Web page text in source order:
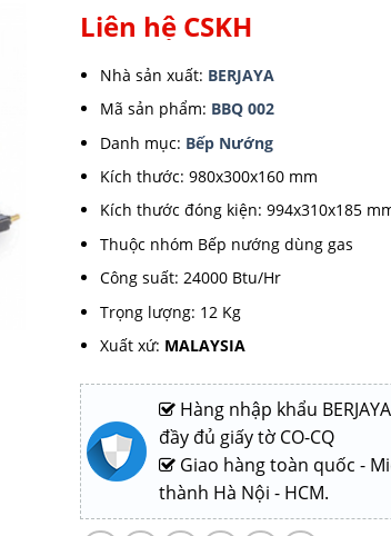
Liên hệ CSKH
Nhà sản xuất: BERJAYA
Mã sản phẩm: BBQ 002
Danh mục: Bếp Nướng
Kích thước: 980x300x160 mm
Kích thước đóng kiện: 994x310x185
Thuộc nhóm Bếp nướng dùng gas
Công suất: 24000 Btu/Hr
Trọng lượng: 12 Kg
Xuất xứ: MALAYSIA
Hàng nhập khẩu
đầy đủ giấy tờ CO-CQ
Giao hàng toàn quốc -
thành Hà Nội - HCM.